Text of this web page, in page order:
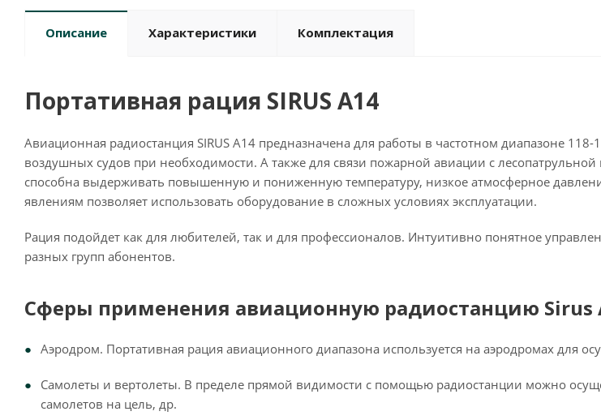
Описание Характеристики Комплектация
Портативная рация SIRUS A14
Авиационная радиостанция SIRUS A14 предназначена для работы в частотном диапазоне
воздушных судов при необходимости. А также для связи пожарной авиации с
способна выдерживать повышенную и пониженную температуру, низкое атмосферное
явлениям позволяет использовать оборудование в сложных условиях эксплуатации.
Рация подойдет как для любителей, так и для профессионалов. Интуитивно понятное
разных групп абонентов.
Сферы применения авиационную радиостанцию Sirus
Аэродром. Портативная рация авиационного диапазона используется на аэродромах для
Самолеты и вертолеты. В пределе прямой видимости с помощью радиостанции можно
самолетов на цель, др.